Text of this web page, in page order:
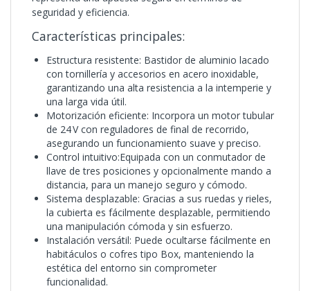
seguridad y eficiencia.
Características principales:
Estructura resistente: Bastidor de aluminio lacado
con tornillería y accesorios en acero inoxidable,
garantizando una alta resistencia a la intemperie y
una larga vida útil.
Motorización eficiente: Incorpora un motor tubular
de 24 V con reguladores de final de recorrido,
asegurando un funcionamiento suave y preciso.
Control intuitivo:Equipada con un conmutador de
llave de tres posiciones y opcionalmente mando a
distancia, para un manejo seguro y cómodo.
Sistema desplazable: Gracias a sus ruedas y rieles,
la cubierta es fácilmente desplazable, permitiendo
una manipulación cómoda y sin esfuerzo.
Instalación versátil: Puede ocultarse fácilmente en
habitáculos o cofres tipo Box, manteniendo la
estética del entorno sin comprometer
funcionalidad.